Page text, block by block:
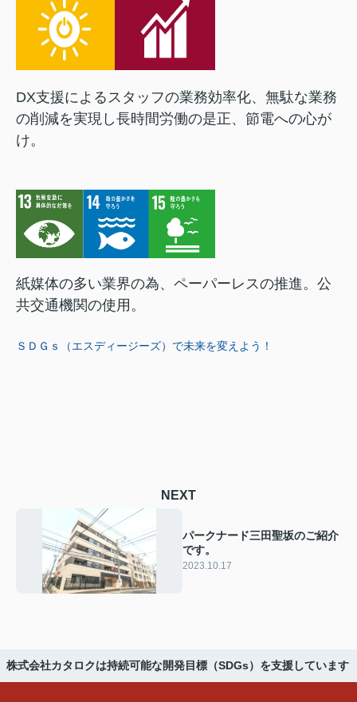
DX支援によるスタッフの業務効率化、無駄な業務
の削減を実現し長時間労働の是正、節電への心が
け。
紙媒体の多い業界の為、ペーパーレスの推進。 公
共交通機関の使用。
ＳＤＧｓ（エスディージーズ）で未来を変えよう！
NEXT
パークナード三田聖坂のご紹介
です。
2023.10.17
株式会社カタロクは持続可能な開発目標（SDGs）を支援しています